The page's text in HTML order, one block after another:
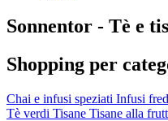
Sonnentor - Tè e
Shopping per
Chai e infusi speziati Infusi
Tè verdi Tisane Tisane alla